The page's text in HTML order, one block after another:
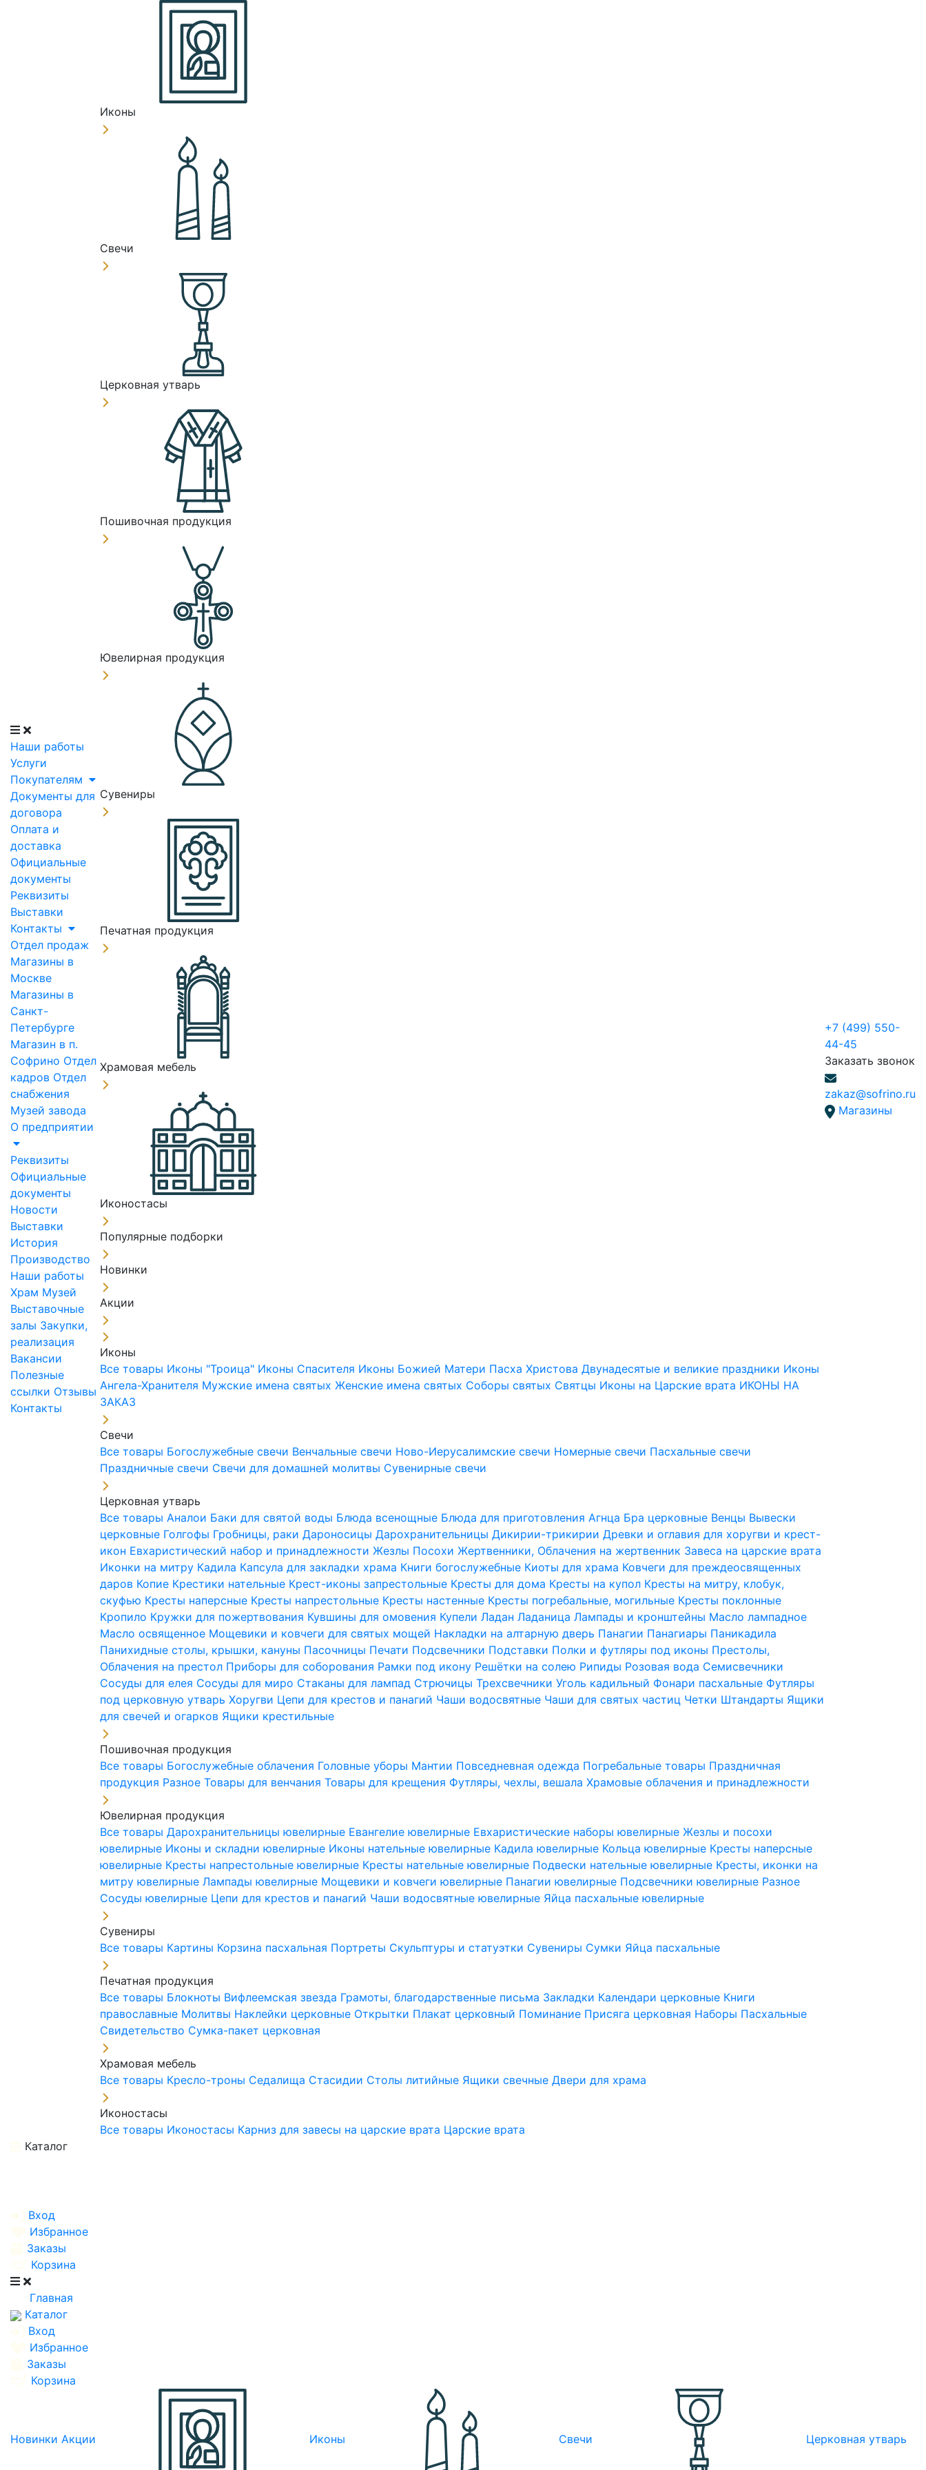
Наши работы
Услуги
Покупателям
Документы для
договора
Оплата и
доставка
Официальные
документы
Реквизиты
Выставки
Контакты
Отдел продаж
Магазины в
Москве
Магазины в
Санкт-
Петербурге
Магазин в п.
Софрино Отдел
кадров Отдел
снабжения
Музей завода
О предприятии
Реквизиты
Официальные
документы
Новости
Выставки
История
Производство
Наши работы
Храм Музей
Выставочные
залы Закупки,
реализация
Вакансии
Полезные
ссылки Отзывы
Контакты
Иконы
Свечи
Церковная утварь
Пошивочная продукция
Ювелирная продукция
Сувениры
Печатная продукция
Храмовая мебель
Иконостасы
Популярные подборки
Новинки
Акции
Иконы
Все товары Иконы "Троица" Иконы Спасителя Иконы Божией Матери Пасха ХристоваДвунадесятые и великие праздники Иконы
Ангела-Хранителя Мужские имена святыхЖенские имена святых Соборы святых Святцы Иконы на Царские врата ИКОНЫ НА
ЗАКАЗ
Свечи
Все товары Богослужебные свечи Венчальные свечи Ново-Иерусалимские свечи Номерные свечи Пасхальные свечи
Праздничные свечи Свечи для домашней молитвы Сувенирные свечи
Церковная утварь
Все товарыАналои Баки для святой воды Блюда всенощные Блюда для приготовления Агнца Бра церковные Венцы Вывески
церковные Голгофы Гробницы, ракиДароносицыДарохранительницыДикирии-трикирииДревки и оглавия для хоругви и крест-
икон Евхаристический набор и принадлежностиЖезлы ПосохиЖертвенники, Облачения на жертвенник Завеса на царские врата
Иконки на митру Кадила Капсула для закладки храма Книги богослужебные Киоты для храма Ковчеги для преждеосвященных
даров Копие Крестики нательные Крест-иконы запрестольные Кресты для дома Кресты на купол Кресты на митру, клобук,
скуфью Кресты наперсные Кресты напрестольные Кресты настенные Кресты погребальные, могильные Кресты поклонные
Кропило Кружки для пожертвования Кувшины для омовения КупелиЛаданЛаданицаЛампады и кронштейны Масло лампадное
Масло освященное Мощевики и ковчеги для святых мощей Накладки на алтарную дверь Панагии Панагиары Паникадила
Панихидные столы, крышки, кануны Пасочницы Печати Подсвечники Подставки Полки и футляры под иконы Престолы,
Облачения на престол Приборы для соборования Рамки под икону Решётки на солею Рипиды Розовая вода Семисвечники
Сосуды для елея Сосуды для миро Стаканы для лампад СтрючицыТрехсвечникиУголь кадильный Фонари пасхальные Футляры
под церковную утварьХоругви Цепи для крестов и панагий Чаши водосвятные Чаши для святых частиц Четки Штандарты Ящики
для свечей и огарков Ящики крестильные
Пошивочная продукция
Все товары Богослужебные облачения Головные уборы Мантии Повседневная одежда Погребальные товары Праздничная
продукция РазноеТовары для венчанияТовары для крещения Футляры, чехлы, вешалаХрамовые облачения и принадлежности
Ювелирная продукция
Все товарыДарохранительницы ювелирные Евангелие ювелирные Евхаристические наборы ювелирныеЖезлы и посохи
ювелирные Иконы и складни ювелирные Иконы нательные ювелирные Кадила ювелирные Кольца ювелирные Кресты наперсные
ювелирные Кресты напрестольные ювелирные Кресты нательные ювелирные Подвески нательные ювелирные Кресты, иконки на
митру ювелирныеЛампады ювелирные Мощевики и ковчеги ювелирные Панагии ювелирные Подсвечники ювелирные Разное
Сосуды ювелирные Цепи для крестов и панагий Чаши водосвятные ювелирные Яйца пасхальные ювелирные
Сувениры
Все товары Картины Корзина пасхальная Портреты Скульптуры и статуэтки Сувениры Сумки Яйца пасхальные
Печатная продукция
Все товары Блокноты Вифлеемская звезда Грамоты, благодарственные письма Закладки Календари церковные Книги
православные Молитвы Наклейки церковные Открытки Плакат церковный Поминание Присяга церковная Наборы Пасхальные
Свидетельство Сумка-пакет церковная
Храмовая мебель
Все товары Кресло-троны Седалища Стасидии Столы литийные Ящики свечныеДвери для храма
Иконостасы
Все товары Иконостасы Карниз для завесы на царские врата Царские врата
+7 (499) 550-
44-45
Заказать звонок
zakaz@sofrino.ru
Магазины
Каталог
Вход
Избранное
Заказы
Корзина
Главная
Каталог
Вход
Избранное
Заказы
Корзина
Новинки Акции Иконы Свечи Церковная утварь